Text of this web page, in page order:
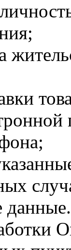
данные.